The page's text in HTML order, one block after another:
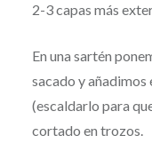
2-3 capas más
En una sartén
sacado y
(escaldarlo para
cortado en trozos.